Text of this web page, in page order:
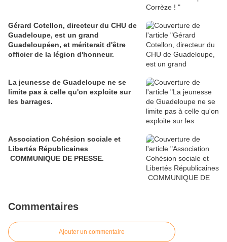
Gérard Cotellon, directeur du CHU de
Guadeloupe, est un grand
Guadeloupéen, et mériterait d'être
officier de la légion d'honneur.
La jeunesse de Guadeloupe ne se
limite pas à celle qu'on exploite sur
les barrages.
Association Cohésion sociale et
Libertés Républicaines
COMMUNIQUE DE PRESSE.
Commentaires
Ajouter un commentaire